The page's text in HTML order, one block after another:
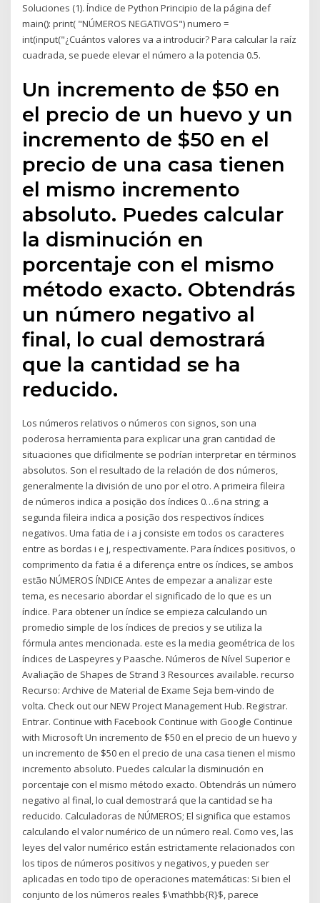
Soluciones (1). Índice de Python Principio de la página def
main(): print( "NÚMEROS NEGATIVOS") numero =
int(input("¿Cuántos valores va a introducir? Para calcular la raíz
cuadrada, se puede elevar el número a la potencia 0.5.
Un incremento de $50 en
el precio de un huevo y un
incremento de $50 en el
precio de una casa tienen
el mismo incremento
absoluto. Puedes calcular
la disminución en
porcentaje con el mismo
método exacto. Obtendrás
un número negativo al
final, lo cual demostrará
que la cantidad se ha
reducido.
Los números relativos o números con signos, son una
poderosa herramienta para explicar una gran cantidad de
situaciones que difícilmente se podrían interpretar en términos
absolutos. Son el resultado de la relación de dos números,
generalmente la división de uno por el otro. A primeira fileira
de números indica a posição dos índices 0…6 na string; a
segunda fileira indica a posição dos respectivos índices
negativos. Uma fatia de i a j consiste em todos os caracteres
entre as bordas i e j, respectivamente. Para índices positivos, o
comprimento da fatia é a diferença entre os índices, se ambos
estão NÚMEROS ÍNDICE Antes de empezar a analizar este
tema, es necesario abordar el significado de lo que es un
índice. Para obtener un índice se empieza calculando un
promedio simple de los índices de precios y se utiliza la
fórmula antes mencionada. este es la media geométrica de los
índices de Laspeyres y Paasche. Números de Nível Superior e
Avaliação de Shapes de Strand 3 Resources available. recurso
Recurso: Archive de Material de Exame Seja bem-vindo de
volta. Check out our NEW Project Management Hub. Registrar.
Entrar. Continue with Facebook Continue with Google Continue
with Microsoft Un incremento de $50 en el precio de un huevo y
un incremento de $50 en el precio de una casa tienen el mismo
incremento absoluto. Puedes calcular la disminución en
porcentaje con el mismo método exacto. Obtendrás un número
negativo al final, lo cual demostrará que la cantidad se ha
reducido. Calculadoras de NÚMEROS; El significa que estamos
calculando el valor numérico de un número real. Como ves, las
leyes del valor numérico están estrictamente relacionados con
los tipos de números positivos y negativos, y pueden ser
aplicadas en todo tipo de operaciones matemáticas: Si bien el
conjunto de los números reales $\mathbb{R}$, parece